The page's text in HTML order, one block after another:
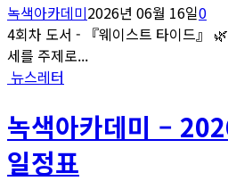
녹색아카데미2026년 06월 16일0
4회차 도서 - 『웨이스트 타이드』
세를 주제로...
뉴스레터
녹색아카데미 –
일정표